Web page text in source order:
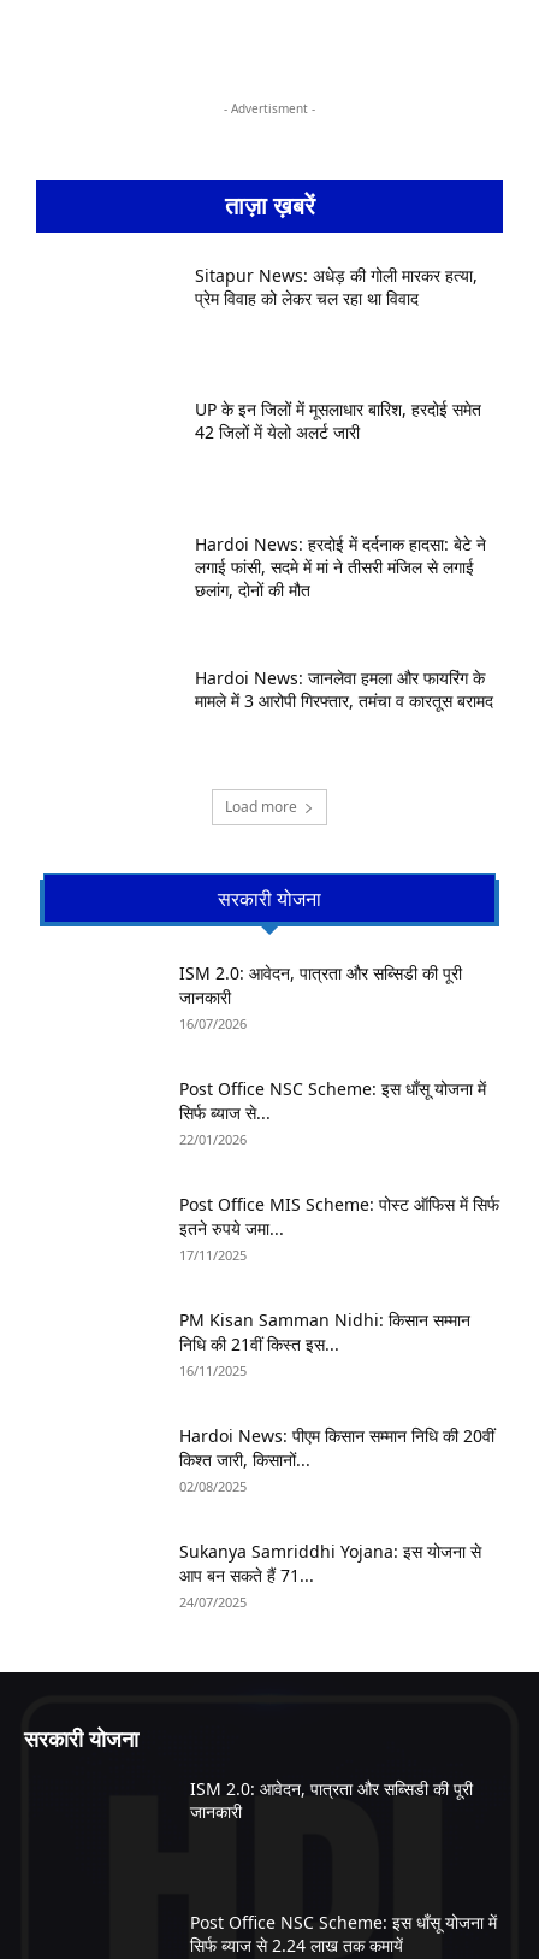
- Advertisment -
ताज़ा ख़बरें
Sitapur News: अधेड़ की गोली मारकर हत्या,
प्रेम विवाह को लेकर चल रहा था विवाद
UP के इन जिलों में मूसलाधार बारिश, हरदोई समेत
42 जिलों में येलो अलर्ट जारी
Hardoi News: हरदोई में दर्दनाक हादसा: बेटे ने
लगाई फांसी, सदमे में मां ने तीसरी मंजिल से लगाई
छलांग, दोनों की मौत
Hardoi News: जानलेवा हमला और फायरिंग के
मामले में 3 आरोपी गिरफ्तार, तमंचा व कारतूस बरामद
Load more
सरकारी योजना
ISM 2.0: आवेदन, पात्रता और सब्सिडी की पूरी
जानकारी
16/07/2026
Post Office NSC Scheme: इस धाँसू योजना में
सिर्फ ब्याज से...
22/01/2026
Post Office MIS Scheme: पोस्ट ऑफिस में सिर्फ
इतने रुपये जमा...
17/11/2025
PM Kisan Samman Nidhi: किसान सम्मान
निधि की 21वीं किस्त इस...
16/11/2025
Hardoi News: पीएम किसान सम्मान निधि की 20वीं
किश्त जारी, किसानों...
02/08/2025
Sukanya Samriddhi Yojana: इस योजना से
आप बन सकते हैं 71...
24/07/2025
सरकारी योजना
ISM 2.0: आवेदन, पात्रता और सब्सिडी की पूरी
जानकारी
Post Office NSC Scheme: इस धाँसू योजना में
सिर्फ ब्याज से 2.24 लाख तक कमायें